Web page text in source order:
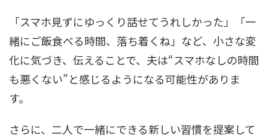
「スマホ見ずにゆっくり話せてうれしかった」「一
緒にご飯食べる時間、落ち着くね」など、小さな変
化に気づき、伝えることで、夫は“スマホなしの時間
も悪くない”と感じるようになる可能性がありま
す。
さらに、二人で一緒にできる新しい習慣を提案して